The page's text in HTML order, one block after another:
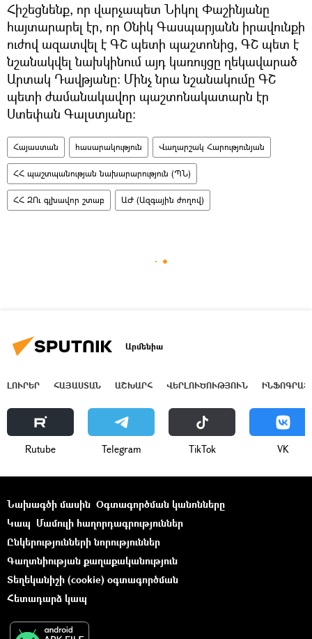
Հիշեցնենք, որ վարչապետ Նիկոլ Փաշինյանը
հայտարարել էր, որ Օնիկ Գասպարյանն իրավունքի
ուժով ազատվել է ԳՇ պետի պաշտոնից, ԳՇ պետ է
նշանակվել նախկինում այդ կառույցը ղեկավարած
Արտակ Դավթյանը։ Մինչ նրա նշանակումը ԳՇ
պետի ժամանակավոր պաշտոնակատարն էր
Ստեփան Գալստյանը։
Հայաստան հասարակություն Վաղարշակ Հարությունյան
ՀՀ պաշտպանության նախարարություն (ՊՆ)
ՀՀ ԶՈւ գլխավոր շտաբ ԱԺ (Ազգային ժողով)
Արմենիա
ԼՈՒՐԵՐ ՀԱՅԱՍՏԱՆ ԱՇԽԱՐՀ ՎԵՐԼՈՒԾՈՒԹՅՈՒՆ
Rutube Telegram ТikТоk VK
Նախագծի մասին Օգտագործման կանոնները
Կապ Մամուլի հաղորդագրություններ
Ընկերությունների նորություններ
Գաղտնիության քաղաքականություն
Տեղեկանիշի (cookie) օգտագործման
Հետադարձ կապ